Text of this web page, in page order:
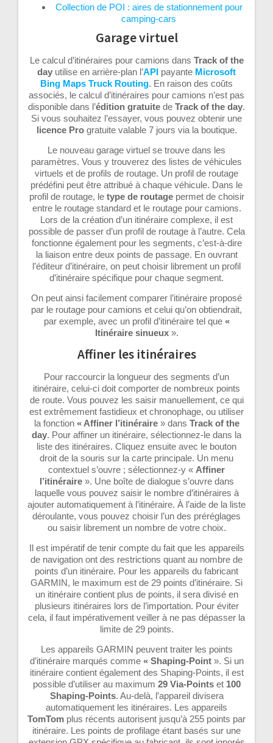
Collection de POI : aires de stationnement pour
camping-cars
Garage virtuel
Le calcul d’itinéraires pour camions dans Track of the
day utilise en arrière-plan l’API payante Microsoft
Bing Maps Truck Routing. En raison des coûts
associés, le calcul d’itinéraires pour camions n’est pas
disponible dans l’édition gratuite de Track of the day.
Si vous souhaitez l’essayer, vous pouvez obtenir une
licence Progratuite valable 7 jours via la boutique.
Le nouveau garage virtuel se trouve dans les
paramètres. Vous y trouverez des listes de véhicules
virtuels et de profils de routage. Un profil de routage
prédéfini peut être attribué à chaque véhicule. Dans le
profil de routage, le type de routagepermet de choisir
entre le routage standard et le routage pour camions.
Lors de la création d’un itinéraire complexe, il est
possible de passer d’un profil de routage à l’autre. Cela
fonctionne également pour les segments, c’est-à-dire
la liaison entre deux points de passage. En ouvrant
l’éditeur d’itinéraire, on peut choisir librement un profil
d’itinéraire spécifique pour chaque segment.
On peut ainsi facilement comparer l’itinéraire proposé
par le routage pour camions et celui qu’on obtiendrait,
par exemple, avec un profil d’itinéraire tel que «
Itinéraire sinueux».
Affiner les itinéraires
Pour raccourcir la longueur des segments d’un
itinéraire, celui-ci doit comporter de nombreux points
de route. Vous pouvez les saisir manuellement, ce qui
est extrêmement fastidieux et chronophage, ou utiliser
la fonction « Affiner l’itinéraire» dans Track of the
day. Pour affiner un itinéraire, sélectionnez-le dans la
liste des itinéraires. Cliquez ensuite avec le bouton
droit de la souris sur la carte principale. Un menu
contextuel s’ouvre ; sélectionnez-y « Affiner
l’itinéraire». Une boîte de dialogue s’ouvre dans
laquelle vous pouvez saisir le nombre d’itinéraires à
ajouter automatiquement à l’itinéraire. À l’aide de la liste
déroulante, vous pouvez choisir l’un des préréglages
ou saisir librement un nombre de votre choix.
Il est impératif de tenir compte du fait que les appareils
de navigation ont des restrictions quant au nombre de
points d’un itinéraire. Pour les appareils du fabricant
GARMIN, le maximum est de 29 points d’itinéraire. Si
un itinéraire contient plus de points, il sera divisé en
plusieurs itinéraires lors de l’importation. Pour éviter
cela, il faut impérativement veiller à ne pas dépasser la
limite de 29 points.
Les appareils GARMIN peuvent traiter les points
d’itinéraire marqués comme « Shaping-Point». Si un
itinéraire contient également des Shaping-Points, il est
possible d’utiliser au maximum 29 Via-Pointset 100
Shaping-Points. Au-delà, l’appareil divisera
automatiquement les itinéraires. Les appareils
TomTom plus récents autorisent jusqu’à 255 points par
itinéraire. Les points de profilage étant basés sur une